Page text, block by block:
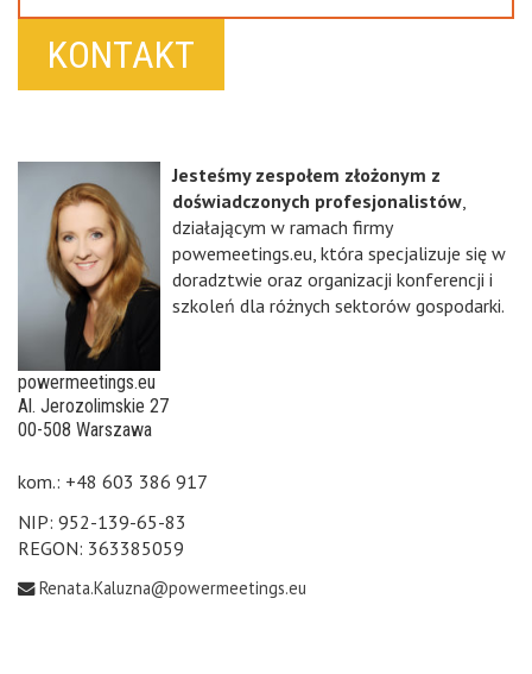
KONTAKT
Jesteśmy zespołem złożonym z
doświadczonych profesjonalistów,
działającym w ramach firmy
powemeetings.eu, która specjalizuje się w
doradztwie oraz organizacji konferencji i
szkoleń dla różnych sektorów gospodarki.
powermeetings.eu
Al. Jerozolimskie 27
00-508 Warszawa
kom.: +48 603 386 917
NIP: 952-139-65-83
REGON: 363385059
Renata.Kaluzna@powermeetings.eu